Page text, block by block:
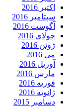
اکتبر 2016
سپتامبر 2016
آگوست 2016
جولای 2016
ژوئن 2016
می 2016
آوریل 2016
مارس 2016
فوریه 2016
ژانویه 2016
دسامبر 2015